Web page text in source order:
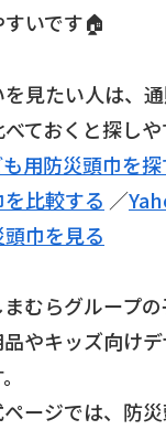
いです🏠
見たい人は、
ておくと探し
用防災頭巾を探
比較する ／
巾を見る
むらグループ
品やキッズ向け
ージでは、防